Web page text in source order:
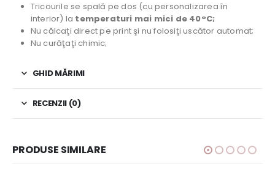
Tricourile se spală pe dos (cu personalizarea în
interior) la temperaturi mai mici de 40°C;
Nu călcaţi direct pe print şi nu folosiţi uscător automat;
Nu curăţaţi chimic;
GHID MĂRIMI
RECENZII (0)
PRODUSE SIMILARE